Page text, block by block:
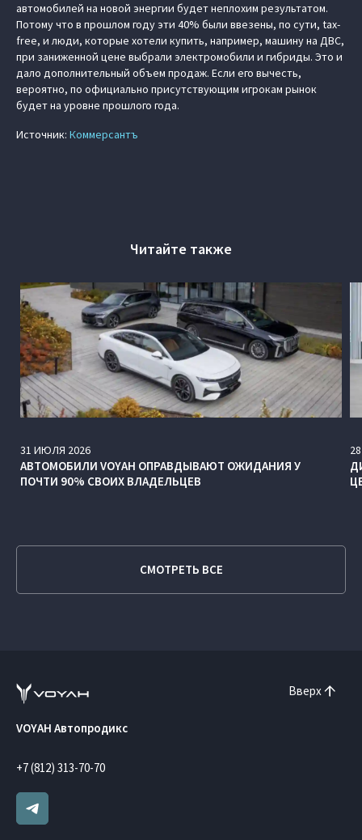
автомобилей на новой энергии будет неплохим результатом.
Потому что в прошлом году эти 40% были ввезены, по сути, tax-
free, и люди, которые хотели купить, например, машину на ДВС,
при заниженной цене выбрали электромобили и гибриды. Это и
дало дополнительный объем продаж. Если его вычесть,
вероятно, по официально присутствующим игрокам рынок
будет на уровне прошлого года.
Источник: Коммерсантъ
Читайте также
31 ИЮЛЯ 2026
АВТОМОБИЛИ VOYAH ОПРАВДЫВАЮТ ОЖИДАНИЯ У
ПОЧТИ 90% СВОИХ ВЛАДЕЛЬЦЕВ
28
СМОТРЕТЬ ВСЕ
Вверх
VOYAH Автопродикс
+7 (812) 313-70-70